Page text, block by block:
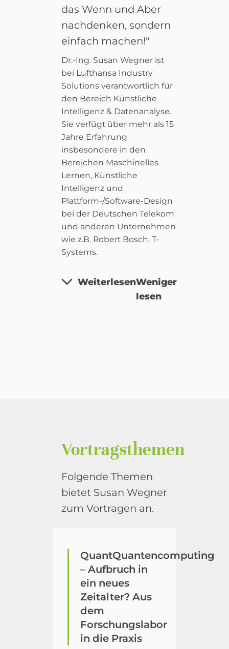
das Wenn und Aber
nachdenken, sondern
einfach machen!"
Dr.-Ing. Susan Wegner ist
bei Lufthansa Industry
Solutions verantwortlich für
den Bereich Künstliche
Intelligenz & Datenanalyse.
Sie verfügt über mehr als 15
Jahre Erfahrung
insbesondere in den
Bereichen Maschinelles
Lernen, Künstliche
Intelligenz und
Plattform-/Software-Design
bei der Deutschen Telekom
und anderen Unternehmen
wie z.B. Robert Bosch, T-
Systems.
WeiterlesenWeniger
lesen
Vortragsthemen
Folgende Themen
bietet Susan Wegner
zum Vortragen an.
QuantQuantencomputing
– Aufbruch in
ein neues
Zeitalter? Aus
dem
Forschungslabor
in die Praxis